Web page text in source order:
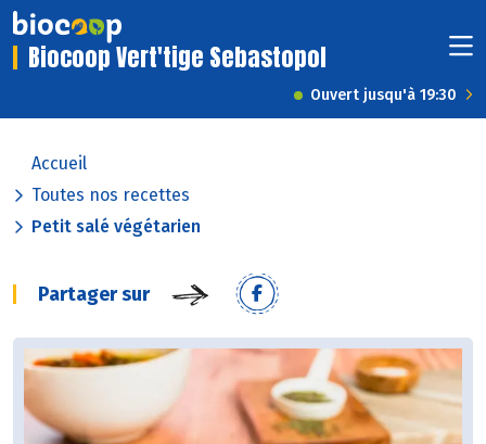
Biocoop Vert'tige Sebastopol
Ouvert jusqu'à 19:30
Accueil
Toutes nos recettes
Petit salé végétarien
Partager sur